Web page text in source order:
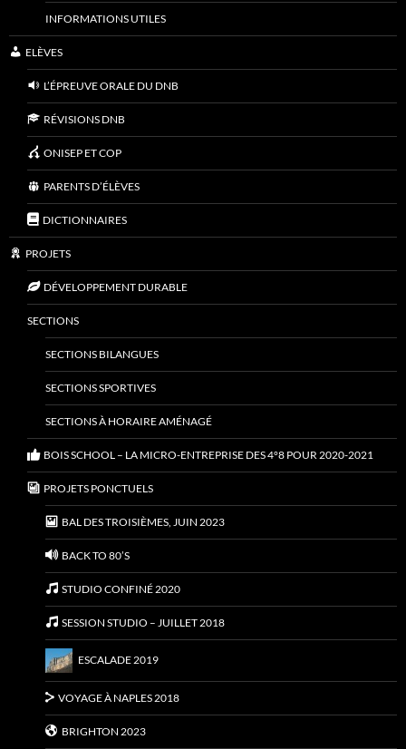
INFORMATIONS UTILES
ELÈVES
L’ÉPREUVE ORALE DU DNB
RÉVISIONS DNB
ONISEP ET COP
PARENTS D’ÉLÈVES
DICTIONNAIRES
PROJETS
DÉVELOPPEMENT DURABLE
SECTIONS
SECTIONS BILANGUES
SECTIONS SPORTIVES
SECTIONS À HORAIRE AMÉNAGÉ
BOIS SCHOOL – LA MICRO-ENTREPRISE DES 4°8 POUR 2020-2021
PROJETS PONCTUELS
BAL DES TROISIÈMES, JUIN 2023
BACK TO 80’S
STUDIO CONFINÉ 2020
SESSION STUDIO – JUILLET 2018
ESCALADE 2019
VOYAGE À NAPLES 2018
BRIGHTON 2023